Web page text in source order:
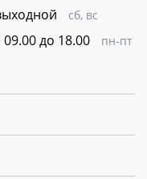
сб, вс
09.00 до 18.00 пн-пт